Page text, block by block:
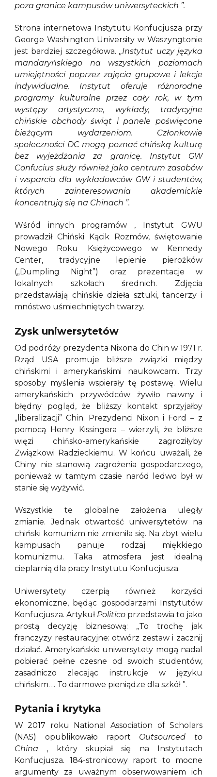
poza granice kampusów uniwersyteckich ”.
Strona internetowa Instytutu Konfucjusza przy
George Washington University w Waszyngtonie
jest bardziej szczegółowa.„Instytut uczy języka
mandaryńskiego na wszystkich poziomach
umiejętności poprzez zajęcia grupowe i lekcje
indywidualne. Instytut oferuje różnorodne
programy kulturalne przez cały rok, w tym
występy artystyczne, wykłady, tradycyjne
chińskie obchody świąt i panele poświęcone
bieżącym wydarzeniom. Członkowie
społeczności DC mogą poznać chińską kulturę
bez wyjeżdżania za granicę. Instytut GW
Confucius służy również jako centrum zasobów
i wsparcia dla wykładowców GW i studentów,
których zainteresowania akademickie
koncentrują się na Chinach ”.
Wśród innych programów , Instytut GWU
prowadził Chiński Kącik Rozmów, świętowanie
Nowego Roku Księżycowego w Kennedy
Center, tradycyjne lepienie pierożków
(„Dumpling Night”) oraz prezentacje w
lokalnych szkołach średnich. Zdjęcia
przedstawiają chińskie dzieła sztuki, tancerzy i
mnóstwo uśmiechniętych twarzy.
Zysk uniwersytetów
Od podróży prezydenta Nixona do Chin w 1971 r.
Rząd USA promuje bliższe związki między
chińskimi i amerykańskimi naukowcami. Trzy
sposoby myślenia wspierały tę postawę. Wielu
amerykańskich przywódców żywiło naiwny i
błędny pogląd, że bliższy kontakt sprzyjałby
„liberalizacji” Chin. Prezydenci Nixon i Ford – z
pomocą Henry Kissingera – wierzyli, że bliższe
więzi chińsko-amerykańskie zagroziłyby
Związkowi Radzieckiemu. W końcu uważali, że
Chiny nie stanowią zagrożenia gospodarczego,
ponieważ w tamtym czasie naród ledwo był w
stanie się wyżywić.
Wszystkie te globalne założenia uległy
zmianie. Jednak otwartość uniwersytetów na
chiński komunizm nie zmieniła się. Na zbyt wielu
kampusach panuje rodzaj miękkiego
komunizmu. Taka atmosfera jest idealną
cieplarnią dla pracy Instytutu Konfucjusza.
Uniwersytety czerpią również korzyści
ekonomiczne, będąc gospodarzami Instytutów
Konfucjusza. Artykuł Politico przedstawia to jako
prostą decyzję biznesową: „To trochę jak
franczyzy restauracyjne: otwórz zestaw i zacznij
działać. Amerykańskie uniwersytety mogą nadal
pobierać pełne czesne od swoich studentów,
zasadniczo zlecając instrukcje w języku
chińskim…. To darmowe pieniądze dla szkół ”.
Pytania i krytyka
W 2017 roku National Association of Scholars
(NAS) opublikowało raport Outsourced to
China , który skupiał się na Instytutach
Konfucjusza. 184-stronicowy raport to mocne
argumenty za uważnym obserwowaniem ich